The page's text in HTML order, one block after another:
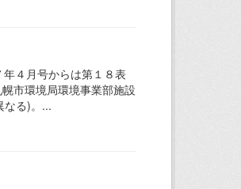
４月号からは第１８表
市環境局環境事業部施設
る)。...